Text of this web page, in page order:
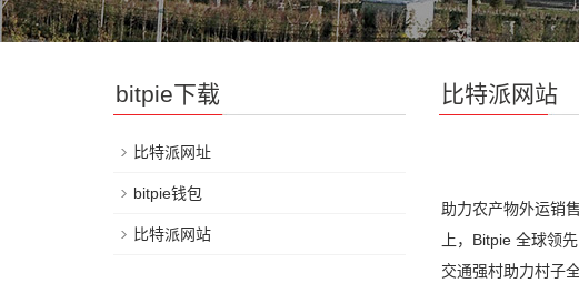
比特派网站
助力农产物外运销
上，Bitpie 全球领
交通强村助力村子全
bitpie下载
比特派网址
bitpie钱包
比特派网站